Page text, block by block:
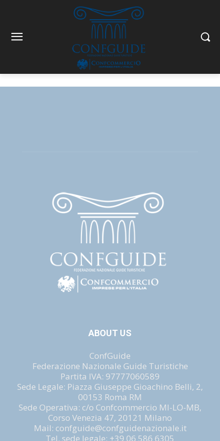
ABOUT US
ConfGuide
Federazione Nazionale Guide Turistiche
Partita IVA: 97777060589
Sede Legale: Piazza Giuseppe Gioachino Belli, 2,
00153 Roma RM
Sede Operativa: c/o Confcommercio MI-LO-MB,
Corso Venezia 47, 20121 Milano
Mail: confguide@confguidenazionale.it
Tel. sede legale: +39 06 586 6305